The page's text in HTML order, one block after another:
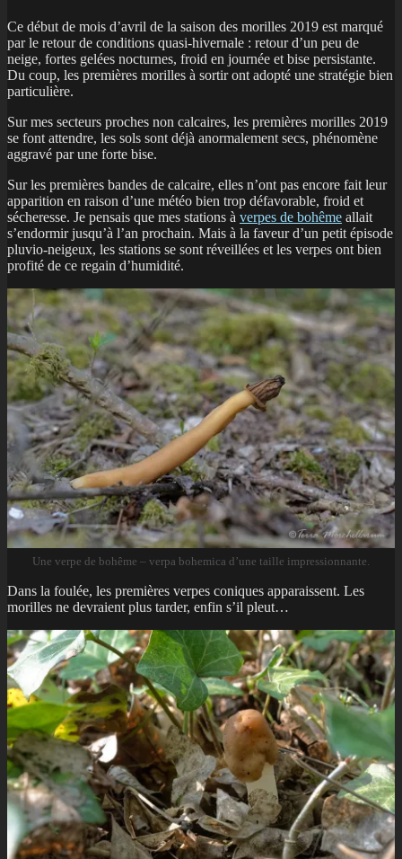
Ce début de mois d’avril de la saison des morilles 2019 est marqué
par le retour de conditions quasi-hivernale : retour d’un peu de
neige, fortes gelées nocturnes, froid en journée et bise persistante.
Du coup, les premières morilles à sortir ont adopté une stratégie bien
particulière.
Sur mes secteurs proches non calcaires, les premières morilles 2019
se font attendre, les sols sont déjà anormalement secs, phénomène
aggravé par une forte bise.
Sur les premières bandes de calcaire, elles n’ont pas encore fait leur
apparition en raison d’une météo bien trop défavorable, froid et
sécheresse. Je pensais que mes stations à verpes de bohême allait
s’endormir jusqu’à l’an prochain. Mais à la faveur d’un petit épisode
pluvio-neigeux, les stations se sont réveillées et les verpes ont bien
profité de ce regain d’humidité.
Une verpe de bohême – verpa bohemica d’une taille impressionnante.
Dans la foulée, les premières verpes coniques apparaissent. Les
morilles ne devraient plus tarder, enfin s’il pleut…